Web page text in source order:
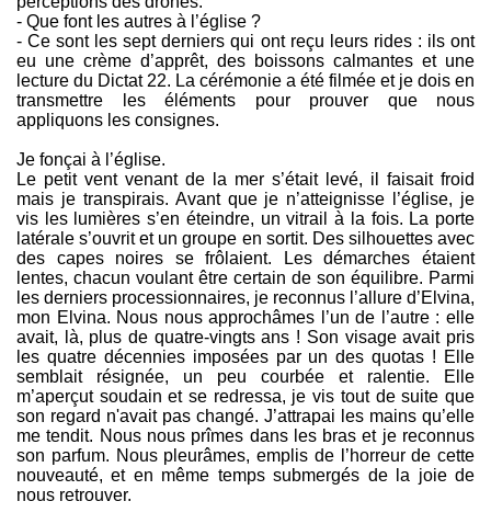
- Que font les autres à l’église ?
- Ce sont les sept derniers qui ont reçu leurs rides : ils ont
eu une crème d’apprêt, des boissons calmantes et une
lecture du Dictat 22. La cérémonie a été filmée et je dois en
transmettre les éléments pour prouver que nous
appliquons les consignes.
Je fonçai à l’église.
Le petit vent venant de la mer s’était levé, il faisait froid
mais je transpirais. Avant que je n’atteignisse l’église, je
vis les lumières s’en éteindre, un vitrail à la fois. La porte
latérale s’ouvrit et un groupe en sortit. Des silhouettes avec
des capes noires se frôlaient. Les démarches étaient
lentes, chacun voulant être certain de son équilibre. Parmi
les derniers processionnaires, je reconnus l’allure d’Elvina,
mon Elvina. Nous nous approchâmes l’un de l’autre : elle
avait, là, plus de quatre-vingts ans ! Son visage avait pris
les quatre décennies imposées par un des quotas ! Elle
semblait résignée, un peu courbée et ralentie. Elle
m’aperçut soudain et se redressa, je vis tout de suite que
son regard n'avait pas changé. J’attrapai les mains qu’elle
me tendit. Nous nous prîmes dans les bras et je reconnus
son parfum. Nous pleurâmes, emplis de l’horreur de cette
nouveauté, et en même temps submergés de la joie de
nous retrouver.